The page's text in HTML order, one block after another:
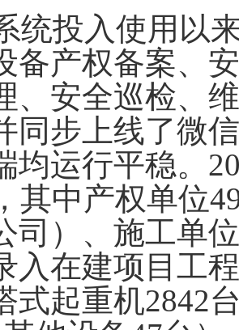
统投入使用以
备产权备案、
、安全巡检、
同步上线了微
均运行平稳。
其中产权单位
）
、施工单位
入在建项目工
式起重机2842